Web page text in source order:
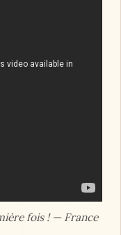
fois ! — France